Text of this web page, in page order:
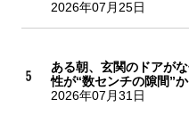
2026年07月25日
ある朝、玄関のドアが
性が“数センチの隙間”
2026年07月31日